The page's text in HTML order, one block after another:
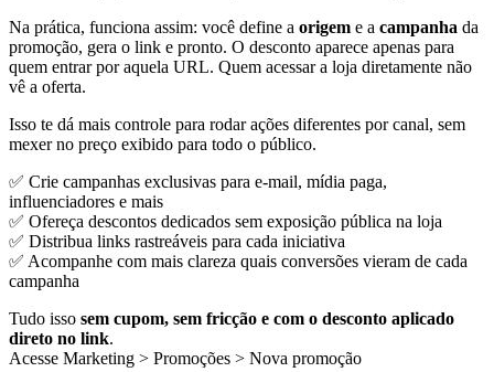
Na prática, funciona assim: você define a origem e a campanha da
promoção, gera o link e pronto. O desconto aparece apenas para
quem entrar por aquela URL. Quem acessar a loja diretamente não
vê a oferta.
Isso te dá mais controle para rodar ações diferentes por canal, sem
mexer no preço exibido para todo o público.
✅ Crie campanhas exclusivas para e-mail, mídia paga,
influenciadores e mais
✅ Ofereça descontos dedicados sem exposição pública na loja
✅ Distribua links rastreáveis para cada iniciativa
✅ Acompanhe com mais clareza quais conversões vieram de cada
campanha
Tudo isso sem cupom, sem fricção e com o desconto aplicado
direto no link.
Acesse Marketing > Promoções > Nova promoção